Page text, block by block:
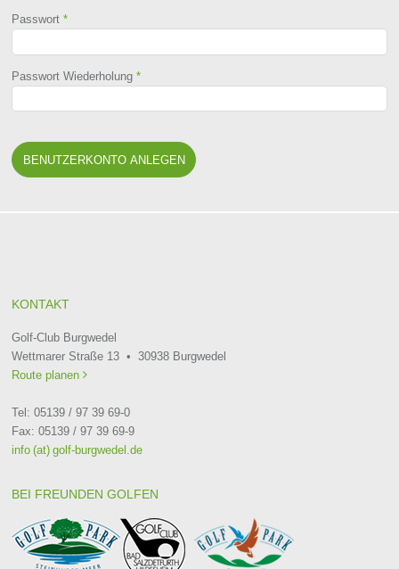
Passwort*
Passwort Wiederholung*
KONTAKT
Golf-Club Burgwedel
Wettmarer Straße 13 • 30938 Burgwedel
Route planen
Tel: 05139 / 97 39 69-0
Fax: 05139 / 97 39 69-9
info (at) golf-burgwedel.de
BEI FREUNDEN GOLFEN